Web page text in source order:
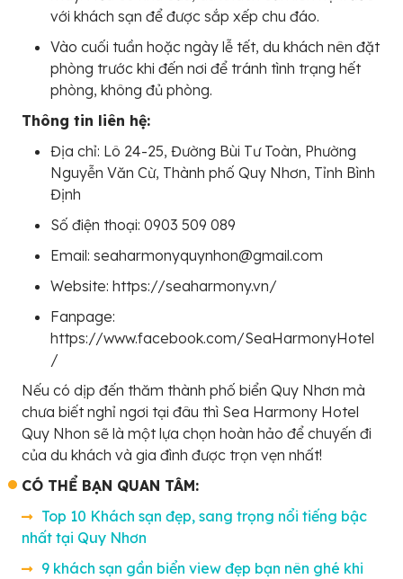
với khách sạn để được sắp xếp chu đáo.
Vào cuối tuần hoặc ngày lễ tết, du khách nên đặt
phòng trước khi đến nơi để tránh tình trạng hết
phòng, không đủ phòng.
Thông tin liên hệ:
Địa chỉ: Lô 24-25, Đường Bùi Tư Toàn, Phường
Nguyễn Văn Cừ, Thành phố Quy Nhơn, Tỉnh Bình
Định
Số điện thoại: 0903 509 089
Email: seaharmonyquynhon@gmail.com
Website: https://seaharmony.vn/
Fanpage:
https://www.facebook.com/SeaHarmonyHotel
/
Nếu có dịp đến thăm thành phố biển Quy Nhơn mà
chưa biết nghỉ ngơi tại đâu thì Sea Harmony Hotel
Quy Nhon sẽ là một lựa chọn hoàn hảo để chuyến đi
của du khách và gia đình được trọn vẹn nhất!
CÓ THỂ BẠN QUAN TÂM:
Top 10 Khách sạn đẹp, sang trọng nổi tiếng bậc
nhất tại Quy Nhơn
9 khách sạn gần biển view đẹp bạn nên ghé khi